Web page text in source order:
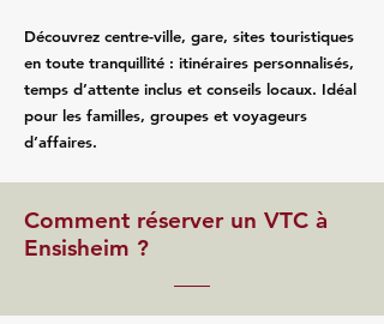
Découvrez centre-ville, gare, sites touristiques
en toute tranquillité : itinéraires personnalisés,
temps d’attente inclus et conseils locaux. Idéal
pour les familles, groupes et voyageurs
d’affaires.
Comment réserver un VTC à
Ensisheim ?